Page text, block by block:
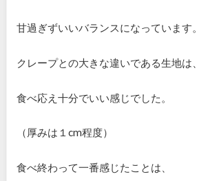
甘過ぎずいいバランスになっています。
クレープとの大きな違いである生地は、
食べ応え十分でいい感じでした。
（厚みは１cm程度）
食べ終わって一番感じたことは、